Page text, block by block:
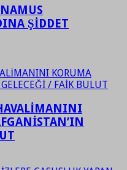
ŞİDDET